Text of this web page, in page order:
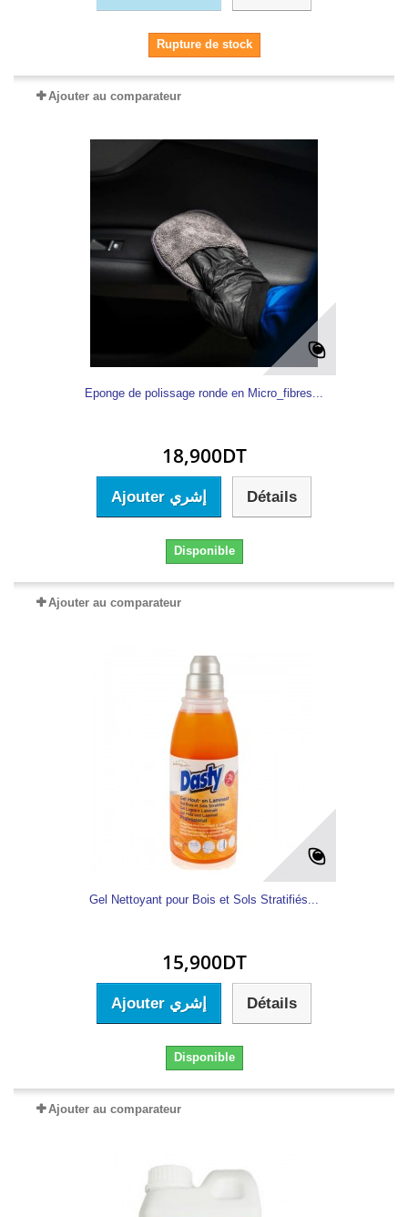
Rupture de stock
Ajouter au comparateur
Eponge de polissage ronde en Micro_fibres...
18,900DT
Ajouter إشري Détails
Disponible
Ajouter au comparateur
Gel Nettoyant pour Bois et Sols Stratifiés...
15,900DT
Ajouter إشري Détails
Disponible
Ajouter au comparateur